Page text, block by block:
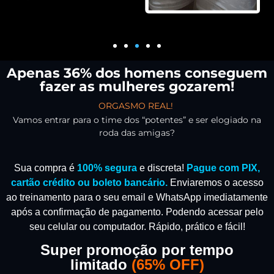
Apenas 36% dos homens conseguem
fazer as mulheres gozarem!
ORGASMO REAL!
Vamos entrar para o time dos “potentes” e ser elogiado na
roda das amigas?
Sua compra é 100% segura e discreta! Pague com PIX,
cartão crédito ou boleto bancário. Enviaremos o acesso
ao treinamento para o seu email e WhatsApp imediatamente
após a confirmação de pagamento. Podendo acessar pelo
seu celular ou computador. Rápido, prático e fácil!
Super promoção por tempo
limitado (65% OFF)